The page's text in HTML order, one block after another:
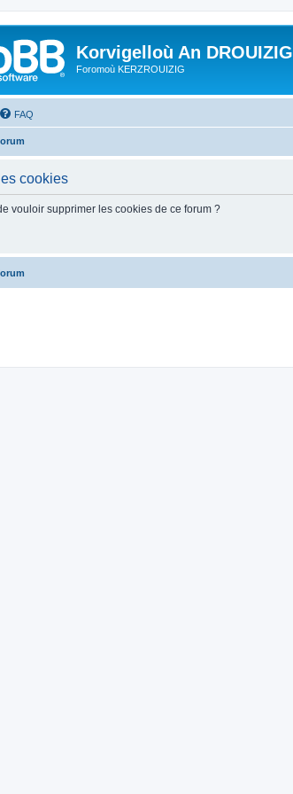
Korvigelloù An DROUIZIG
Foromoù KERZROUIZIG
FAQ
cookies
vouloir supprimer les cookies de ce forum ?